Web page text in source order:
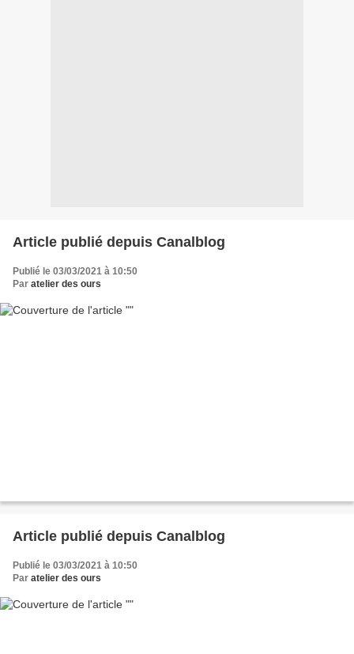
Article publié depuis Canalblog
Publié le 03/03/2021 à 10:50
Par atelier des ours
Article publié depuis Canalblog
Publié le 03/03/2021 à 10:50
Par atelier des ours